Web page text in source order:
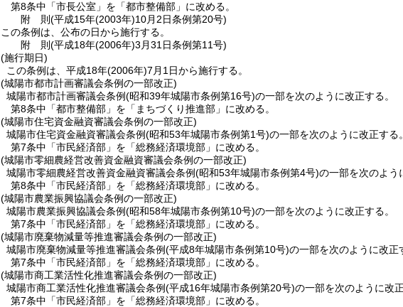
第8条中「市長公室」を「都市整備部」に改める。
附 則(平成15年(2003年)10月2日条例第20号)
この条例は、公布の日から施行する。
附 則(平成18年(2006年)3月31日条例第11号)
(施行期日)
この条例は、平成18年(2006年)7月1日から施行する。
(城陽市都市計画審議会条例の一部改正)
城陽市都市計画審議会条例(昭和39年城陽市条例第16号)の一部を次のように改正する。
第8条中「都市整備部」を「まちづくり推進部」に改める。
(城陽市住宅資金融資審議会条例の一部改正)
城陽市住宅資金融資審議会条例(昭和53年城陽市条例第1号)の一部を次のように改正する。
第7条中「市民経済部」を「総務経済環境部」に改める。
(城陽市零細農経営改善資金融資審議会条例の一部改正)
城陽市零細農経営改善資金融資審議会条例(昭和53年城陽市条例第4号)の一部を次のよう
第8条中「市民経済部」を「総務経済環境部」に改める。
(城陽市農業振興協議会条例の一部改正)
城陽市農業振興協議会条例(昭和58年城陽市条例第10号)の一部を次のように改正する。
第7条中「市民経済部」を「総務経済環境部」に改める。
(城陽市廃棄物減量等推進審議会条例の一部改正)
城陽市廃棄物減量等推進審議会条例(平成8年城陽市条例第10号)の一部を次のように改正
第7条中「市民経済部」を「総務経済環境部」に改める。
(城陽市商工業活性化推進審議会条例の一部改正)
城陽市商工業活性化推進審議会条例(平成16年城陽市条例第20号)の一部を次のように改正
第7条中「市民経済部」を「総務経済環境部」に改める。